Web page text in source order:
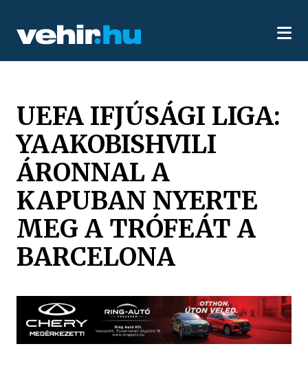
UEFA IFJÚSÁGI LIGA:
YAAKOBISHVILI
ÁRONNAL A
KAPUBAN NYERTE
MEG A TRÓFEÁT A
BARCELONA